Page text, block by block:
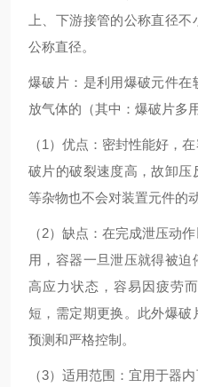
上、下游接管的公称直径
公称直径。
爆破片：是利用爆破元件
放气体的（其中：爆破片多
（1）优点：密封性能好，
破片的破裂速度高，故卸
等杂物也不会对装置元件的
（2）缺点：在完成泄压动
用，容器一旦泄压就得被
高应力状态，容易因疲劳
短，需定期更换。此外爆破
预测和严格控制。
（3）适用范围：宜用于器